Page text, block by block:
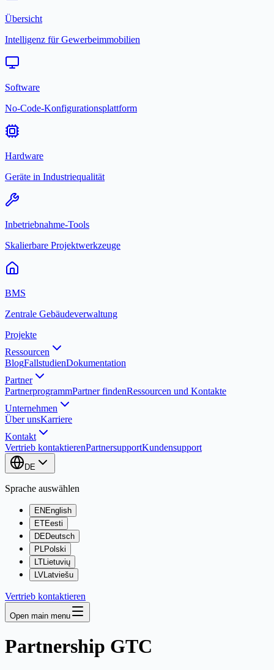
Übersicht
Intelligenz für Gewerbeimmobilien
Software
No-Code-Konfigurationsplattform
Hardware
Geräte in Industriequalität
Inbetriebnahme-Tools
Skalierbare Projektwerkzeuge
BMS
Zentrale Gebäudeverwaltung
Projekte
Ressourcen
BlogFallstudienDokumentation
Partner
PartnerprogrammPartner findenRessourcen und Kontakte
Unternehmen
Über unsKarriere
Kontakt
Vertrieb kontaktierenPartnersupportKundensupport
DE
Sprache auswählen
EN English
ETEesti
DEDeutsch
PLPolski
LTLietuvių
LVLatviešu
Vertrieb kontaktieren
Open main menu
Partnership GTC